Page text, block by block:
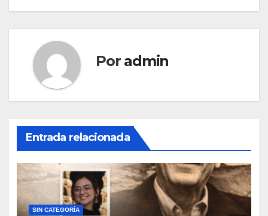
Por admin
Entrada relacionada
SIN CATEGORÍA